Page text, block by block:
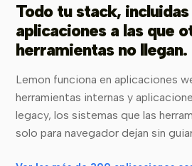
Todo tu stack, incluidas
aplicaciones a las que
herramientas no llegan.
Lemon funciona en aplicaciones
herramientas internas y
legacy, los sistemas que las
solo para navegador dejan sin